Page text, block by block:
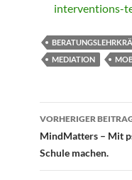
interventions-
MEDIATION
VORHERIGER
MindMatters – Mit
Schule machen.